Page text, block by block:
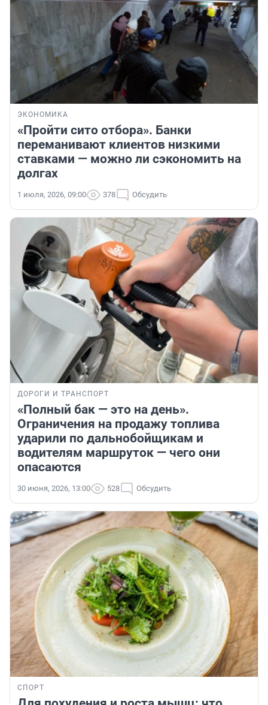
ЭКОНОМИКА
«Пройти сито отбора». Банки
переманивают клиентов низкими
ставками — можно ли сэкономить на
долгах
1 июля, 2026, 09:00 378 Обсудить
ДОРОГИ И ТРАНСПОРТ
«Полный бак — это на день».
Ограничения на продажу топлива
ударили по дальнобойщикам и
водителям маршруток — чего они
опасаются
30 июня, 2026, 13:00 528 Обсудить
СПОРТ